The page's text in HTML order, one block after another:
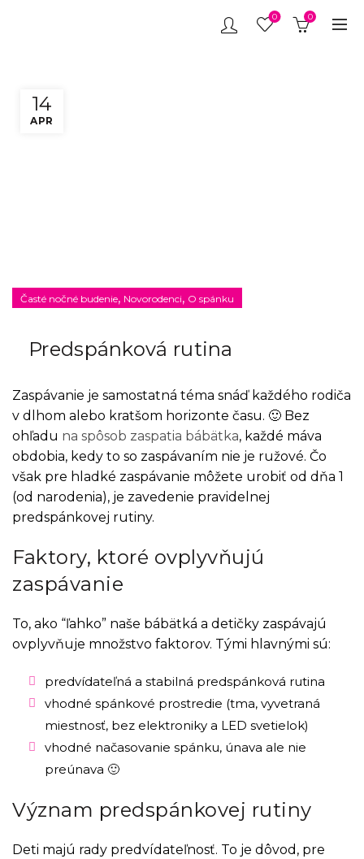
0 0
14
APR
Časté nočné budenie, Novorodenci, O spánku
Predspánková rutina
Zaspávanie je samostatná téma snáď každého rodiča
v dlhom alebo kratšom horizonte času. 🙂 Bez
ohľadu na spôsob zaspatia bábätka, každé máva
obdobia, kedy to so zaspávaním nie je ružové. Čo
však pre hladké zaspávanie môžete urobiť od dňa 1
(od narodenia), je zavedenie pravidelnej
predspánkovej rutiny.
Faktory, ktoré ovplyvňujú
zaspávanie
To, ako “ľahko” naše bábätká a detičky zaspávajú
ovplyvňuje množstvo faktorov. Tými hlavnými sú:
predvídateľná a stabilná predspánková rutina
vhodné spánkové prostredie (tma, vyvetraná
miestnosť, bez elektroniky a LED svetielok)
vhodné načasovanie spánku, únava ale nie
preúnava 🙂
Význam predspánkovej rutiny
Deti majú rady predvídateľnosť. To je dôvod, pre